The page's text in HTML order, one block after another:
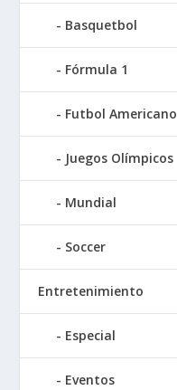
Basquetbol
Fórmula 1
Futbol Americano
Juegos Olímpicos
Mundial
Soccer
Entretenimiento
Especial
Eventos